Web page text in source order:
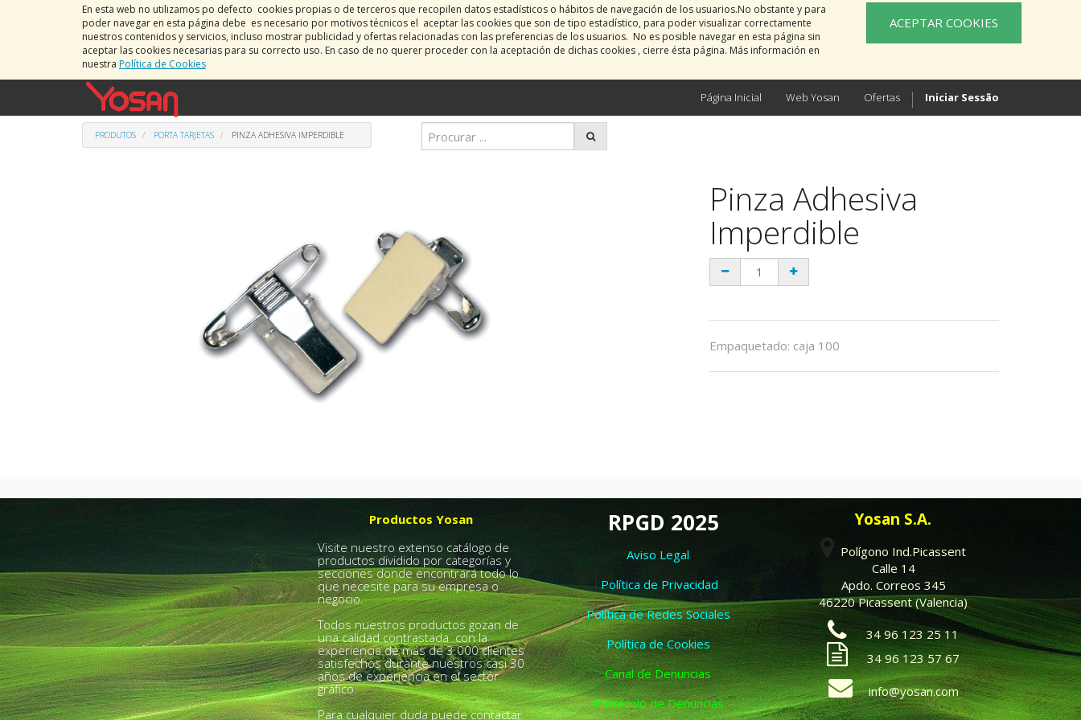
En esta web no utilizamos po defecto cookies propias o de terceros que recopilen datos estadísticos o hábitos de navegación de los usuarios.No obstante y para
poder navegar en esta página debe es necesario por motivos técnicos el aceptar las cookies que son de tipo estadístico, para poder visualizar correctamente
nuestros contenidos y servicios, incluso mostrar publicidad y ofertas relacionadas con las preferencias de los usuarios. No es posible navegar en esta página sin
aceptar las cookies necesarias para su correcto uso. En caso de no querer proceder con la aceptación de dichas cookies , cierre ésta página. Más información en
nuestra Política de Cookies
ACEPTAR COOKIES
Página Inicial Web Yosan Ofertas Iniciar Sessão
PRODUTOS PORTA TARJETAS PINZA ADHESIVA IMPERDIBLE
Pinza Adhesiva
Imperdible
Empaquetado: caja 100
Productos Yosan
Visite nuestro extenso catálogo de
productos dividido por categorías y
secciones donde encontrará todo lo
que necesite para su empresa o
negocio.
Todos nuestros productos gozan de
una calidad contrastada con la
experiencia de más de 3.000 clientes
satisfechos durante nuestros casi 30
años de experiencia en el sector
gráfico.
Para cualquier duda puede contactar
RPGD 2025
Aviso Legal
Política de Privacidad
Política de Redes Sociales
Política de Cookies
Canal de Denuncias
Protocolo de Denuncias
Yosan S.A.
Polígono Ind.Picassent
Calle 14
Apdo. Correos 345
46220 Picassent (Valencia)
34 96 123 25 11
34 96 123 57 67
info@yosan.com